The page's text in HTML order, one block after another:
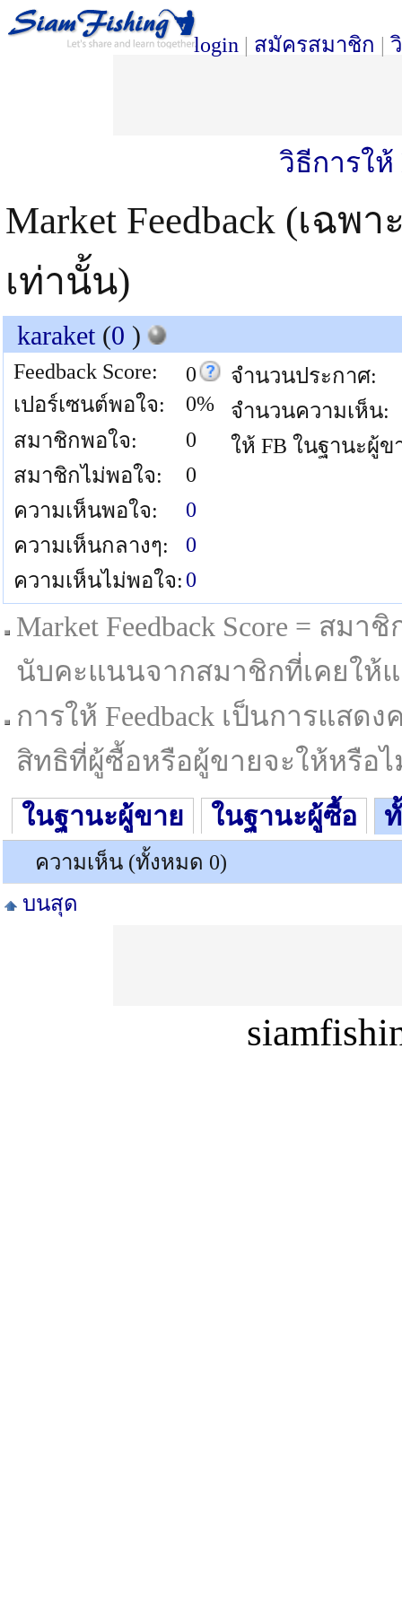
login | สมัครสมาชิก |
วิธีการให้
Market Feedback (เฉ
เท่านั้น)
karaket(0 )
Feedback Score:
0
เปอร์เซนต์พอใจ:
0%
สมาชิกพอใจ:
0
สมาชิกไม่พอใจ:
0
ความเห็นพอใจ:
0
ความเห็นกลางๆ:
0
ความเห็นไม่พอใจ: 0
จำนวนประกาศ:
จำนวนความเห็น:
ให้ FB ในฐานะผู้ข
Market Feedback Score = สม
นับคะแนนจากสมาชิกที่เคยให้
การให้ Feedback เป็นการแส
สิทธิที่ผู้ซื้อหรือผู้ขายจะให้หรือไ
ในฐานะผู้ขาย ในฐานะผู้ซื้อ
ความเห็น (ทั้งหมด 0)
บนสุด